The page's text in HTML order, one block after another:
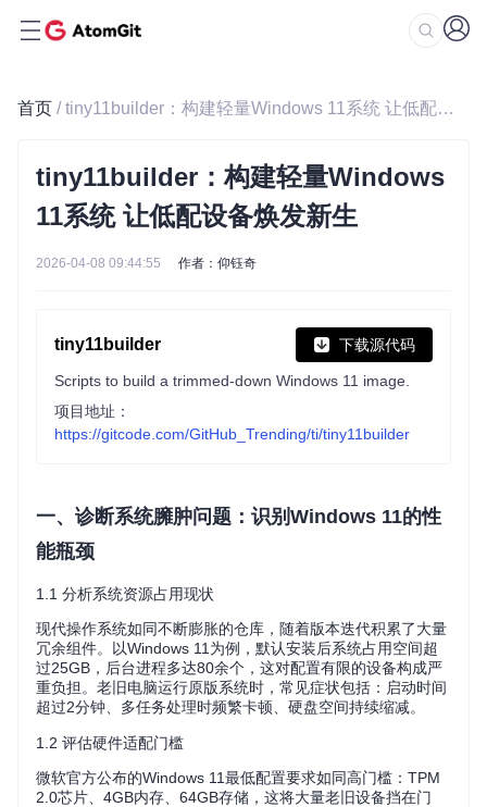
首页 / tiny11builder：构建轻量Windows 11系统 让低配设备焕发新生
tiny11builder：构建轻量Windows
11系统 让低配设备焕发新生
2026-04-08 09:44:55 作者：仰钰奇
tiny11builder 下载源代码
Scripts to build a trimmed-down Windows 11 image.
项目地址：
https://gitcode.com/GitHub_Trending/ti/tiny11builder
一、诊断系统臃肿问题：识别Windows 11的性
能瓶颈
1.1 分析系统资源占用现状
现代操作系统如同不断膨胀的仓库，随着版本迭代积累了大量
冗余组件。以Windows 11为例，默认安装后系统占用空间超
过25GB，后台进程多达80余个，这对配置有限的设备构成严
重负担。老旧电脑运行原版系统时，常见症状包括：启动时间
超过2分钟、多任务处理时频繁卡顿、硬盘空间持续缩减。
1.2 评估硬件适配门槛
微软官方公布的Windows 11最低配置要求如同高门槛：TPM
2.0芯片、4GB内存、64GB存储，这将大量老旧设备挡在门